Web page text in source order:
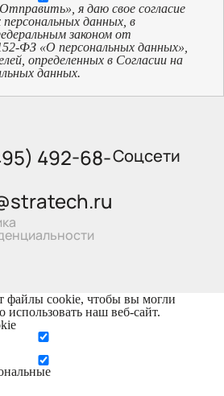
я даю свое согласие
данных, в
законом от
ФЗ «О персональных данных»,
определенных в Согласии на
данных.
492-68-Соцсети
файлы cookie, чтобы вы могли
наш веб-сайт.